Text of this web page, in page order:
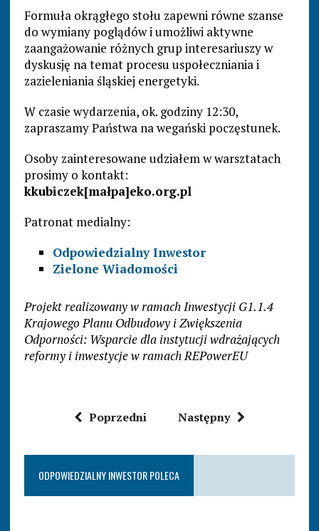
Formuła okrągłego stołu zapewni równe szanse
do wymiany poglądów i umożliwi aktywne
zaangażowanie różnych grup interesariuszy w
dyskusję na temat procesu uspołeczniania i
zazieleniania śląskiej energetyki.
W czasie wydarzenia, ok. godziny 12:30,
zapraszamy Państwa na wegański poczęstunek.
Osoby zainteresowane udziałem w warsztatach
prosimy o kontakt:
kkubiczek[małpa]eko.org.pl
Patronat medialny:
Odpowiedzialny Inwestor
Zielone Wiadomości
Projekt realizowany w ramach Inwestycji G1.1.4
Krajowego Planu Odbudowy i Zwiększenia
Odporności: Wsparcie dla instytucji wdrażających
reformy i inwestycje w ramach REPowerEU
Poprzedni Następny
ODPOWIEDZIALNY INWESTOR POLECA